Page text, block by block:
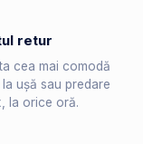
retur
cea mai comodă
ușă sau predare
la orice oră.